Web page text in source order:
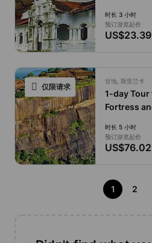
时长 3 小时
预订游览起价
US$23.39
仅限请求
甘地, 斯里兰卡
1-day Tour
Fortress
时长 5 小时
预订游览起价
US$76.02
1 2